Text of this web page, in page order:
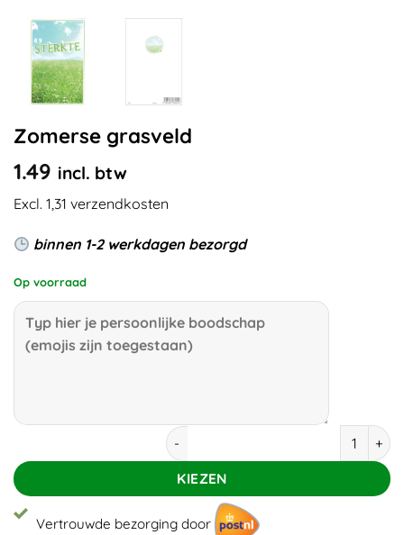
Zomerse grasveld
1.49 incl. btw
Excl. 1,31 verzendkosten
binnen 1-2 werkdagen bezorgd
Op voorraad
Zomerse grasveld aantal
KIEZEN
Vertrouwde bezorging door